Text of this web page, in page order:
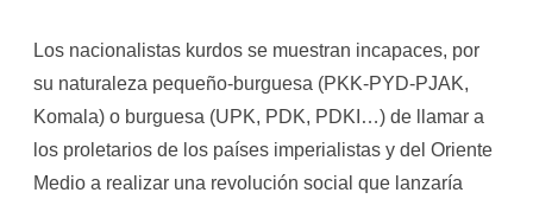
Los nacionalistas kurdos se muestran incapaces, por
su naturaleza pequeño-burguesa (PKK-PYD-PJAK,
Komala) o burguesa (UPK, PDK, PDKI…) de llamar a
los proletarios de los países imperialistas y del Oriente
Medio a realizar una revolución social que lanzaría